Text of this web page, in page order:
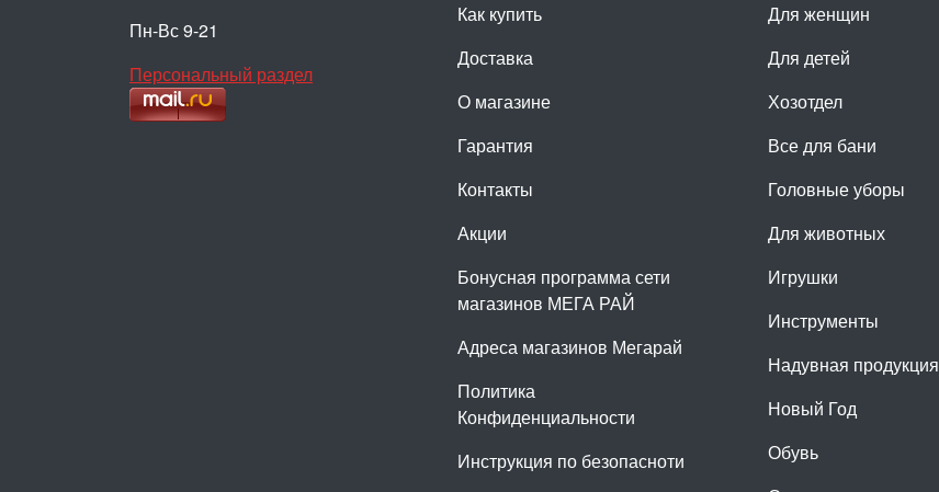
Как купить
Доставка
О магазине
Гарантия
Контакты
Акции
Бонусная программа сети
магазинов МЕГА РАЙ
Адреса магазинов Мегарай
Политика
Конфиденциальности
Инструкция по безопасноти
Для женщин
Для детей
Хозотдел
Все для бани
Головные уборы
Для животных
Игрушки
Инструменты
Надувная продукция
Новый Год
Обувь
Пн-Вс 9-21
Персональный раздел